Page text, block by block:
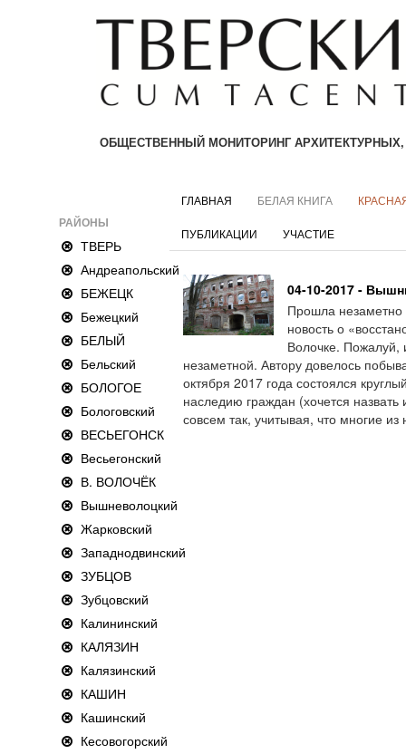
ОБЩЕСТВЕННЫЙ МОНИТОРИНГ
РАЙОНЫ
ТВЕРЬ
Андреапольский
БЕЖЕЦК
Бежецкий
БЕЛЫЙ
Бельский
БОЛОГОЕ
Бологовский
ВЕСЬЕГОНСК
Весьегонский
В. ВОЛОЧЁК
Вышневолоцкий
Жарковский
Западнодвинский
ЗУБЦОВ
Зубцовский
Калининский
КАЛЯЗИН
Калязинский
КАШИН
Кашинский
Кесовогорский
ГЛАВНАЯ БЕЛАЯ КНИГА
ПУБЛИКАЦИИ УЧАСТИЕ
04-10-2017 -
Прошла незаметно
новость о
Волочке. Пожалуй,
незаметной. Автору довелось
октября 2017 года состоялся
наследию граждан (хочется
совсем так, учитывая, что многие